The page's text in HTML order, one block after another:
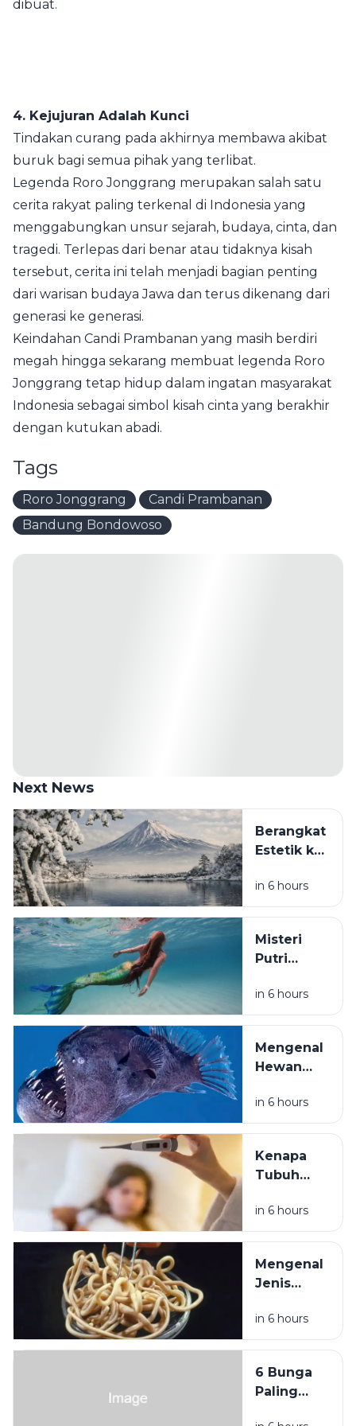
dibuat.
4. Kejujuran Adalah Kunci
Tindakan curang pada akhirnya membawa akibat
buruk bagi semua pihak yang terlibat.
Legenda Roro Jonggrang merupakan salah satu
cerita rakyat paling terkenal di Indonesia yang
menggabungkan unsur sejarah, budaya, cinta, dan
tragedi. Terlepas dari benar atau tidaknya kisah
tersebut, cerita ini telah menjadi bagian penting
dari warisan budaya Jawa dan terus dikenang dari
generasi ke generasi.
Keindahan Candi Prambanan yang masih berdiri
megah hingga sekarang membuat legenda Roro
Jonggrang tetap hidup dalam ingatan masyarakat
Indonesia sebagai simbol kisah cinta yang berakhir
dengan kutukan abadi.
Tags
Roro Jonggrang
Candi Prambanan
Bandung Bondowoso
Next News
Berangkat
Estetik ke
Dingin,
Jangan
Pulang
Sakit:
Lengkap
Bertahan
di Suhu
Ekstrem
in 6 hours
Misteri
Putri
Kenapa
Legenda
Laut Ini
Tetap
hingga
Kini?
in 6 hours
Mengenal
Hewan
Dalam
Paling
Dunia
yang
Tanpa
Cahaya
Matahari
in 6 hours
Kenapa
Tubuh
Demam
Saat Sakit?
Ilmiahnya
in 6 hours
Mengenal
Jenis
Parasit
pada
dan Cara
Mencegah
in 6 hours
6 Bunga
Paling